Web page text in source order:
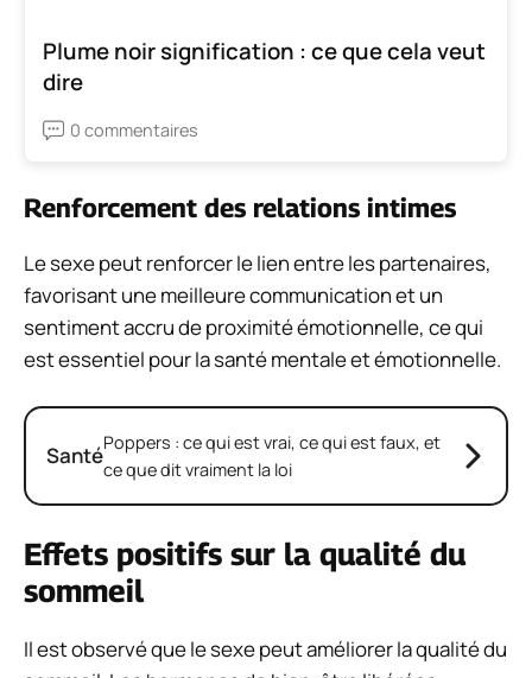
Plume noir signification : ce que cela veut
dire
0 commentaires
Renforcement des relations intimes
Le sexe peut renforcer le lien entre les partenaires,
favorisant une meilleure communication et un
sentiment accru de proximité émotionnelle, ce qui
est essentiel pour la santé mentale et émotionnelle.
SantéPoppers : ce qui est vrai, ce qui est faux, et
ce que dit vraiment la loi
Effets positifs sur la qualité du
sommeil
Il est observé que le sexe peut améliorer la qualité du